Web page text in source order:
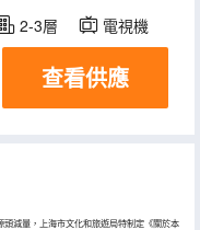
2-3層 電視機
查看供應
減量，上海市文化和旅遊局特制定《關於本